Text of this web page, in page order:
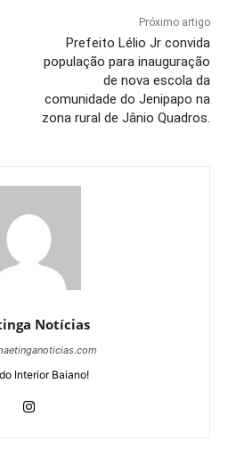
Próximo artigo
Prefeito Lélio Jr convida
população para inauguração
de nova escola da
comunidade do Jenipapo na
zona rural de Jânio Quadros.
Notícias
Interior Baiano!